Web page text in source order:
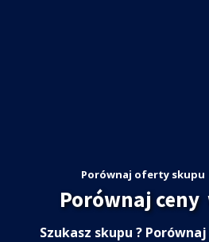
Porównaj oferty skupu
Porównaj ceny
Szukasz skupu ?